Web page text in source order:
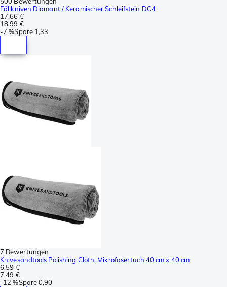
Fällkniven Diamant / Keramischer Schleifstein DC4
17,66 €
18,99 €
-7 %Spare 1,33
7 Bewertungen
Knivesandtools Polishing Cloth, Mikrofasertuch 40 cm x 40 cm
6,59 €
7,49 €
-12 %Spare0,90